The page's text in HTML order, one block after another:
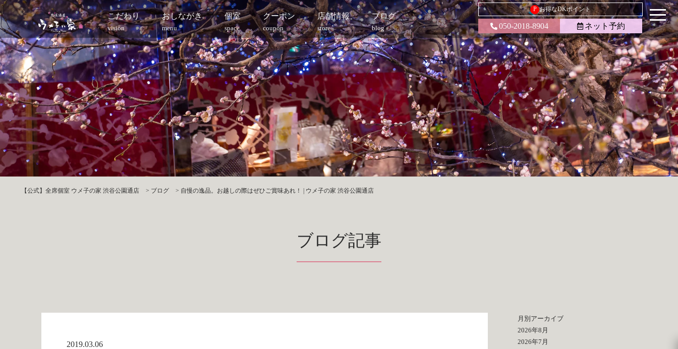
こだわり
vision
おしながき
menu
個室
space
クーポン
coupon
店舗情報
store
ブログ
blog
P お得なDKポイント
050-2018-8904 ネット予約
【公式】全席個室 ウメ子の家 渋谷公園通店 > ブログ > 自慢の逸品。お越しの際はぜひご賞味あれ！ | ウメ子の家 渋谷公園通店
ブログ記事
2019.03.06
月別アーカイブ
2026年8月
2026年7月